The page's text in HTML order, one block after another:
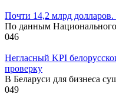
Почти 14,2 млрд
По данным
046
Негласный KPI
проверку
В Беларуси для бизнеса
049